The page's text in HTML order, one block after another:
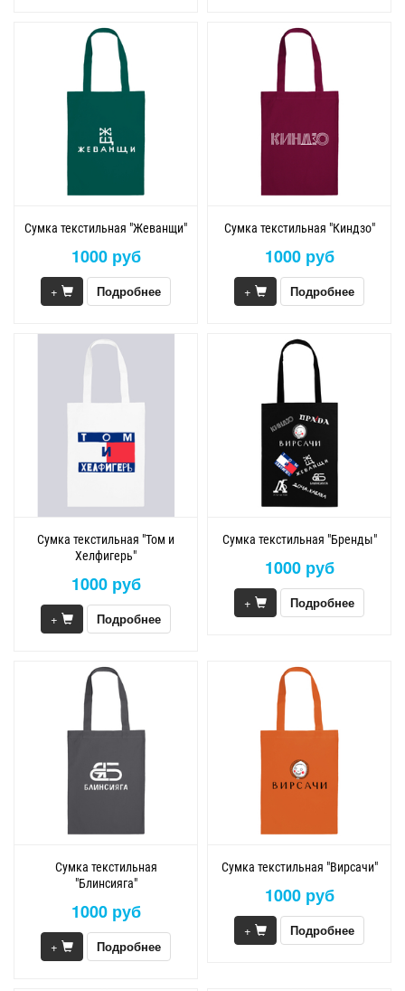
Сумка текстильная "Жеванщи"
1000 руб
+ Подробнее
Сумка текстильная "Киндзо"
1000 руб
+ Подробнее
Сумка текстильная "Том и
Хелфигерь"
1000 руб
+ Подробнее
Сумка текстильная "Бренды"
1000 руб
+ Подробнее
Сумка текстильная
"Блинсияга"
1000 руб
+ Подробнее
Сумка текстильная "Вирсачи"
1000 руб
+ Подробнее